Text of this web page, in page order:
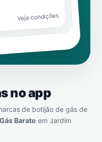
Veja condições
no app
de botijão de gás de
Gás Barato em Jardim